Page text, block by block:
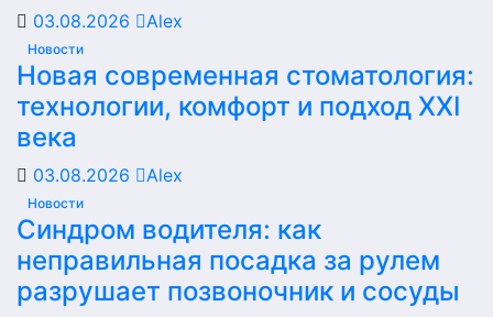
03.08.2026 Alex
Новости
Новая современная стоматология:
технологии, комфорт и подход XXI
века
03.08.2026 Alex
Новости
Синдром водителя: как
неправильная посадка за рулем
разрушает позвоночник и сосуды